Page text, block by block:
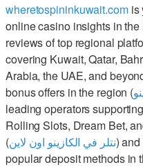
wheretospininkuwait.comis
online casino insights in
reviews of top regional
covering Kuwait, Qatar,
Arabia, the UAE, and
bonus offers in the region (
leading operators
Rolling Slots, Dream Bet,
(نتلر في الكازينو اون لاين)
popular deposit methods in